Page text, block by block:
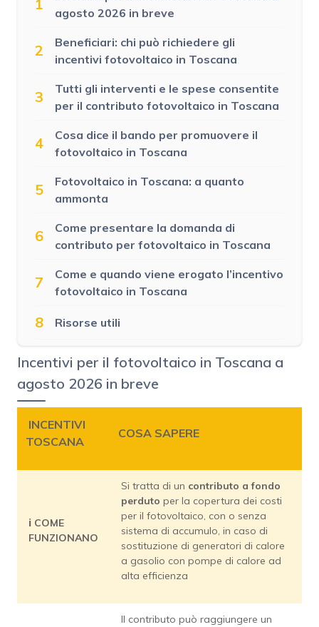
1
agosto 2026 in breve
2
Beneficiari: chi può richiedere gli
incentivi fotovoltaico in Toscana
3
Tutti gli interventi e le spese consentite
per il contributo fotovoltaico in Toscana
4
Cosa dice il bando per promuovere il
fotovoltaico in Toscana
5
Fotovoltaico in Toscana: a quanto
ammonta
6
Come presentare la domanda di
contributo per fotovoltaico in Toscana
7
Come e quando viene erogato l’incentivo
fotovoltaico in Toscana
8 Risorse utili
Incentivi per il fotovoltaico in Toscana a
agosto 2026 in breve
INCENTIVI
TOSCANA
COSA SAPERE
ℹ️ COME
FUNZIONANO
Si tratta di un contributo a fondo
perduto per la copertura dei costi
per il fotovoltaico, con o senza
sistema di accumulo, in caso di
sostituzione di generatori di calore
a gasolio con pompe di calore ad
alta efficienza
Il contributo può raggiungere un